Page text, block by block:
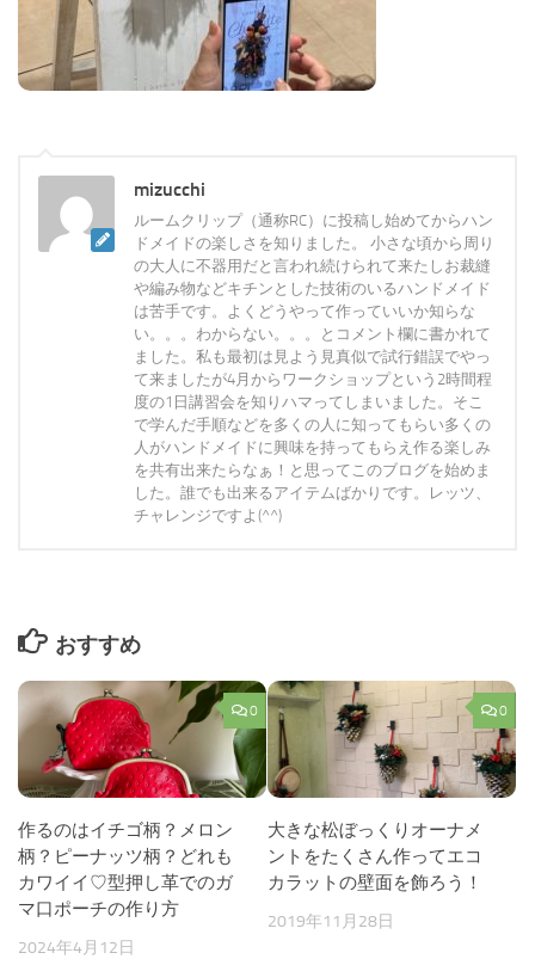
mizucchi
ルームクリップ（通称RC）に投稿し始めてからハン
ドメイドの楽しさを知りました。 小さな頃から周り
の大人に不器用だと言われ続けられて来たしお裁縫
や編み物などキチンとした技術のいるハンドメイド
は苦手です。よくどうやって作っていいか知らな
い。。。わからない。。。とコメント欄に書かれて
ました。私も最初は見よう見真似で試行錯誤でやっ
て来ましたが4月からワークショップという2時間程
度の1日講習会を知りハマってしまいました。そこ
で学んだ手順などを多くの人に知ってもらい多くの
人がハンドメイドに興味を持ってもらえ作る楽しみ
を共有出来たらなぁ！と思ってこのブログを始めま
した。誰でも出来るアイテムばかりです。レッツ、
チャレンジですよ(^^)
おすすめ
0
作るのはイチゴ柄？メロン
柄？ピーナッツ柄？どれも
カワイイ♡型押し革でのガ
マ口ポーチの作り方
2024年4月12日
0
大きな松ぼっくりオーナメ
ントをたくさん作ってエコ
カラットの壁面を飾ろう！
2019年11月28日